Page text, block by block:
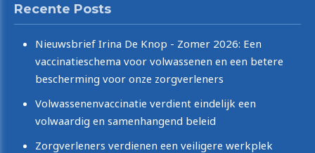
Recente Posts
Nieuwsbrief Irina De Knop - Zomer 2026: Een
vaccinatieschema voor volwassenen en een betere
bescherming voor onze zorgverleners
Volwassenenvaccinatie verdient eindelijk een
volwaardig en samenhangend beleid
Zorgverleners verdienen een veiligere werkplek